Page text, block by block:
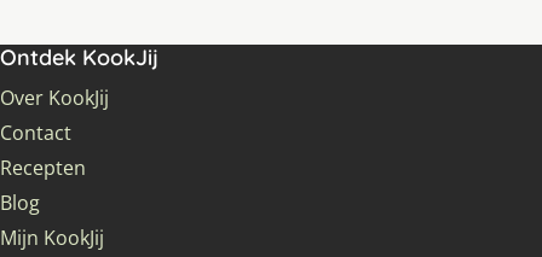
Ontdek KookJij
Over KookJij
Contact
Recepten
Blog
Mijn KookJij